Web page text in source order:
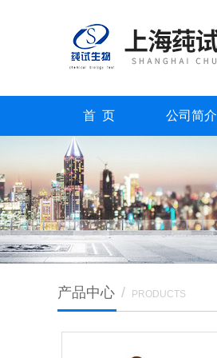
首 页 公司简介
产品中心 / PRODUCTS